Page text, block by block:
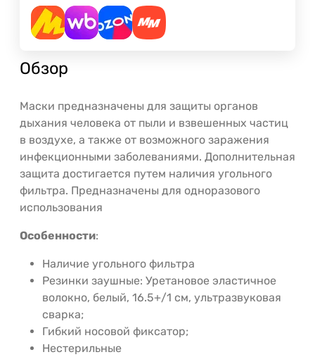
Обзор
Маски предназначены для защиты органов
дыхания человека от пыли и взвешенных частиц
в воздухе, а также от возможного заражения
инфекционными заболеваниями. Дополнительная
защита достигается путем наличия угольного
фильтра. Предназначены для одноразового
использования
Особенности:
Наличие угольного фильтра
Резинки заушные: Уретановое эластичное
волокно, белый, 16.5+/1 cм, ультразвуковая
сварка;
Гибкий носовой фиксатор;
Нестерильные